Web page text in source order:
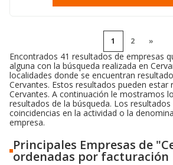
1 2 »
Encontrados 41 resultados de empresas
alguna con la búsqueda realizada en
localidades donde se encuentran
Cervantes. Estos resultados pueden estar
Cervantes. A continuación le mostramos
resultados de la búsqueda. Los
coincidencias en la actividad o la
empresa.
Principales Empresas de
ordenadas por facturación